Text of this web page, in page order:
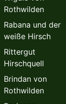
Rothwilden
Rabana und der
weiße Hirsch
Rittergut
Hirschquell
Brindan von
Rothwilden